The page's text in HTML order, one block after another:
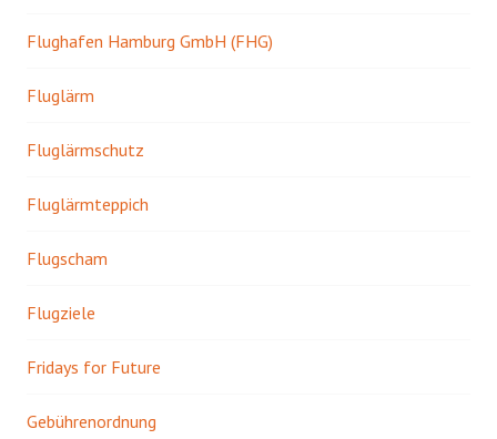
Flughafen Hamburg GmbH (FHG)
Fluglärm
Fluglärmschutz
Fluglärmteppich
Flugscham
Flugziele
Fridays for Future
Gebührenordnung